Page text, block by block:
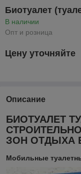
Биотуалет
В наличии
Опт и розница
Цену уточняйте
Описание
БИОТУАЛЕТ
ЗОН ОТДЫХА
Мобильные